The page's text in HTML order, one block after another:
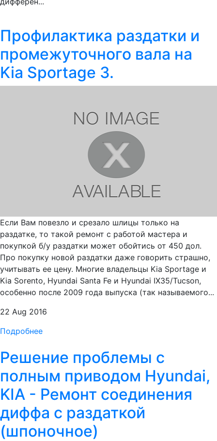
Профилактика раздатки и
промежуточного вала на
Kia Sportage 3.
Если Вам повезло и срезало шлицы только на
раздатке, то такой ремонт с работой мастера и
покупкой б/у раздатки может обойтись от 450 дол.
Про покупку новой раздатки даже говорить страшно,
учитывать ее цену. Многие владельцы Kia Sportage и
Kia Sorento, Hyundai Santa Fe и Hyundai IX35/Tucson,
особенно после 2009 года выпуска (так называемого...
22 Aug 2016
Подробнее
Решение проблемы с
полным приводом Hyundai,
KIA - Ремонт соединения
диффа с раздаткой
(шпоночное)